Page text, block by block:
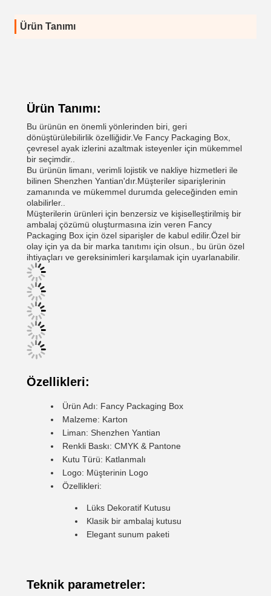
Ürün Tanımı
Ürün Tanımı:
Bu ürünün en önemli yönlerinden biri, geri
dönüştürülebilirlik özelliğidir.Ve Fancy Packaging Box,
çevresel ayak izlerini azaltmak isteyenler için mükemmel
bir seçimdir..
Bu ürünün limanı, verimli lojistik ve nakliye hizmetleri ile
bilinen Shenzhen Yantian'dır.Müşteriler siparişlerinin
zamanında ve mükemmel durumda geleceğinden emin
olabilirler..
Müşterilerin ürünleri için benzersiz ve kişiselleştirilmiş bir
ambalaj çözümü oluşturmasına izin veren Fancy
Packaging Box için özel siparişler de kabul edilir.Özel bir
olay için ya da bir marka tanıtımı için olsun., bu ürün özel
ihtiyaçları ve gereksinimleri karşılamak için uyarlanabilir.
Özellikleri:
Ürün Adı: Fancy Packaging Box
Malzeme: Karton
Liman: Shenzhen Yantian
Renkli Baskı: CMYK & Pantone
Kutu Türü: Katlanmalı
Logo: Müşterinin Logo
Özellikleri:
Lüks Dekoratif Kutusu
Klasik bir ambalaj kutusu
Elegant sunum paketi
Teknik parametreler: